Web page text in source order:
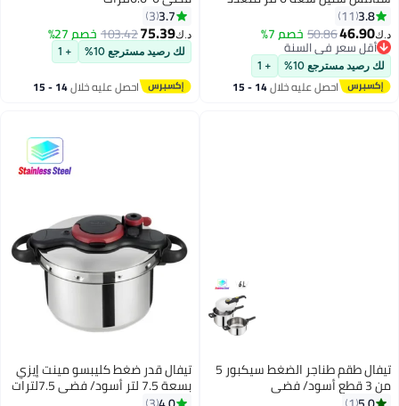
خصم 7%
+ 1
خلال 14 - 15
د.ك‏75.39
103.42خصم 27%
لك رصيد مسترجع 10% + 1
احصل عليه خلال 14 - 15
تيفال طقم طناجر الضغط سيكبور 5 تيفال قدر ضغط كليبسو مينت إيزي
بسعة 7.5 لتر أسود/ فضي 7.5لترات